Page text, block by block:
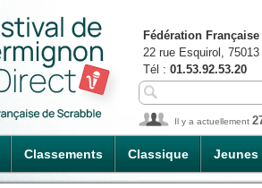
Classements Classique Jeunes
Fédération
22 rue Esquirol,
Tél : 01.53.92.53.20
Il y a actuellement